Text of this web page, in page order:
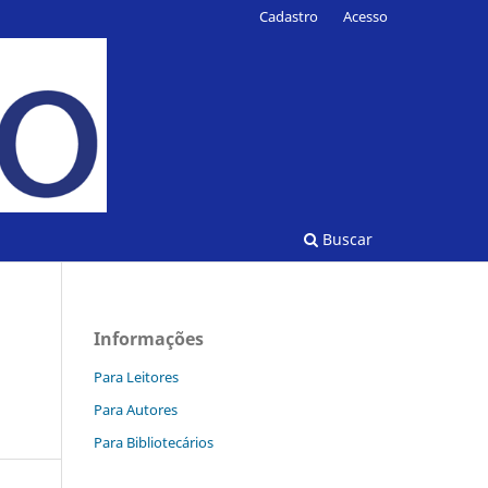
Buscar
Cadastro Acesso
Informações
Para Leitores
Para Autores
Para Bibliotecários